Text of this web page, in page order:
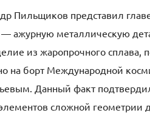
Пильщиков представил
ажурную металлическую
из жаропрочного
на борт Международной
Данный факт
сложной геометрии